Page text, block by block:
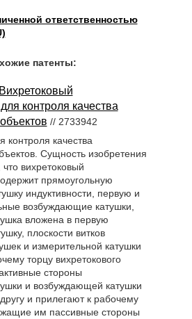
ответственностью
патенты:
Вихретоковый
контроля качества
// 2733942
контроля качества
Сущность изобретения
вихретоковый
прямоугольную
индуктивности, первую и
возбуждающие катушки,
вложена в первую
плоскости витков
и измерительной катушки
торцу вихретокового
стороны
и возбуждающей катушки
и прилегают к рабочему
им пассивные стороны